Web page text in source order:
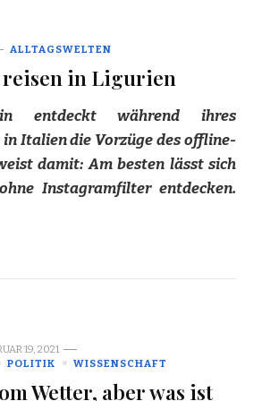
ALLTAGSWELTEN
in Ligurien
entdeckt während ihres
Italien die Vorzüge des offline-
damit: Am besten lässt sich
Instagramfilter entdecken.
19, 2021
POLITIK WISSENSCHAFT
Wetter, aber was ist